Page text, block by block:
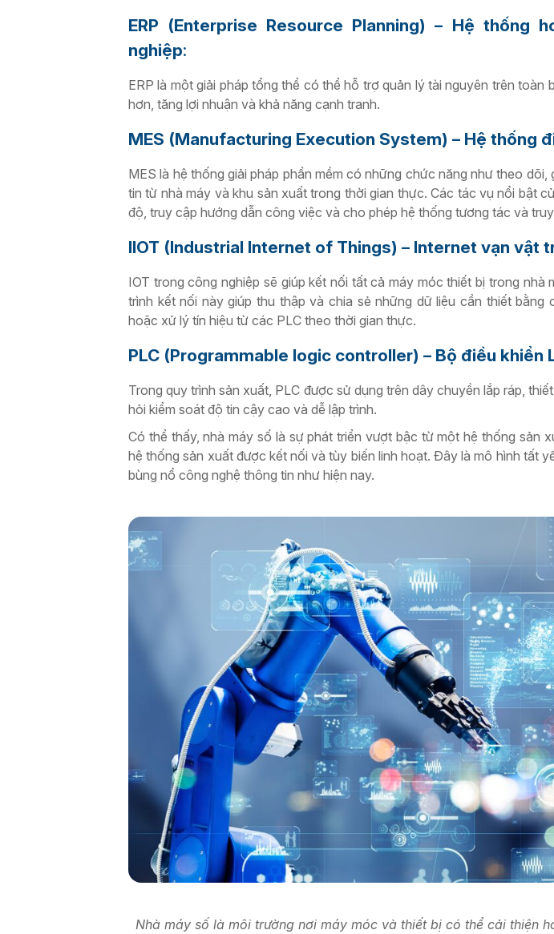
ERP (Enterprise Resource Planning) – Hệ thống
nghiệp:
ERP là một giải pháp tổng thể có thể hỗ trợ quản lý tài nguyên trên toàn
hơn, tăng lợi nhuận và khả năng cạnh tranh.
MES (Manufacturing Execution System) – Hệ thống
MES là hệ thống giải pháp phần mềm có những chức năng như theo
tin từ nhà máy và khu sản xuất trong thời gian thực. Các tác vụ nổi bật
độ, truy cập hướng dẫn công việc và cho phép hệ thống tương tác và
IIOT (Industrial Internet of Things) – Internet vạn vật
IOT trong công nghiệp sẽ giúp kết nối tất cả máy móc thiết bị trong nhà
trình kết nối này giúp thu thập và chia sẻ những dữ liệu cần thiết
hoặc xử lý tín hiệu từ các PLC theo thời gian thực.
PLC (Programmable logic controller) – Bộ điều khiển
Trong quy trình sản xuất, PLC được sử dụng trên dây chuyền lắp ráp,
hỏi kiểm soát độ tin cậy cao và dễ lập trình.
Có thể thấy, nhà máy số là sự phát triển vượt bậc từ một hệ thống sản
hệ thống sản xuất được kết nối và tùy biến linh hoạt. Đây là mô hình tất
bùng nổ công nghệ thông tin như hiện nay.
Nhà máy số là môi trường nơi máy móc và thiết bị có thể cải thiện